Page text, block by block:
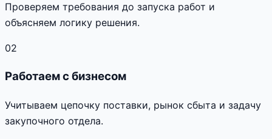
Проверяем требования до запуска работ и
объясняем логику решения.
02
Работаем с бизнесом
Учитываем цепочку поставки, рынок сбыта и задачу
закупочного отдела.